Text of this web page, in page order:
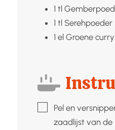
1 tl
1 tl Serehpoeder
1 el Groene
▢Pel en
zaadlijst van de